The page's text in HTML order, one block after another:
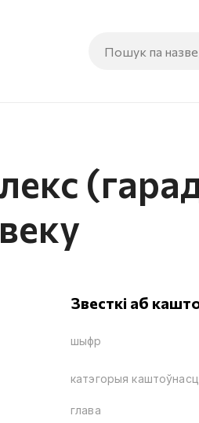
Звесткі аб
шыфр
катэгорыя
глава